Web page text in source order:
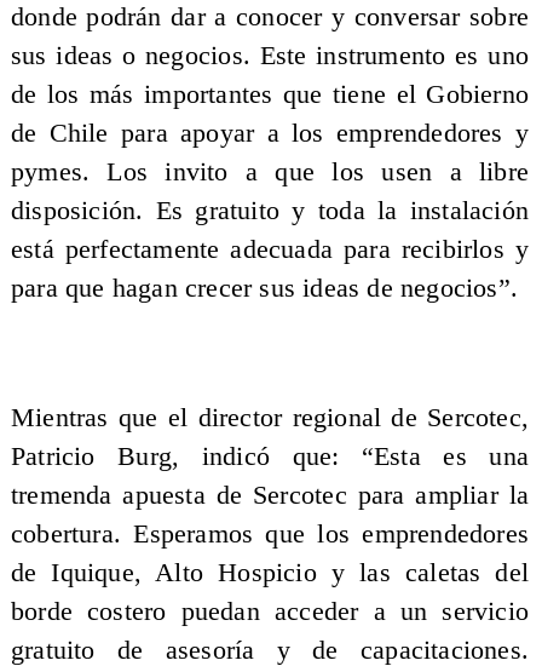
donde podrán dar a conocer y conversar sobre
sus ideas o negocios. Este instrumento es uno
de los más importantes que tiene el Gobierno
de Chile para apoyar a los emprendedores y
pymes. Los invito a que los usen a libre
disposición. Es gratuito y toda la instalación
está perfectamente adecuada para recibirlos y
para que hagan crecer sus ideas de negocios”.
Mientras que el director regional de Sercotec,
Patricio Burg, indicó que: “Esta es una
tremenda apuesta de Sercotec para ampliar la
cobertura. Esperamos que los emprendedores
de Iquique, Alto Hospicio y las caletas del
borde costero puedan acceder a un servicio
gratuito de asesoría y de capacitaciones.